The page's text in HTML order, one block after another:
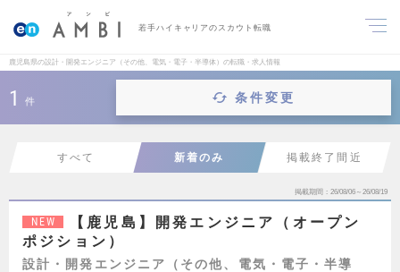
若手ハイキャリアのスカウト転職
鹿児島県の設計・開発エンジニア（その他、電気・電子・半導体）の転職・求人情報
1 件 条件変更
すべて 新着のみ 掲載終了間近
掲載期間 26/08/06～26/08/19
NEW
【鹿児島】開発エンジニア（オープン
ポジション）
設計・開発エンジニア（その他、電気・電子・半導